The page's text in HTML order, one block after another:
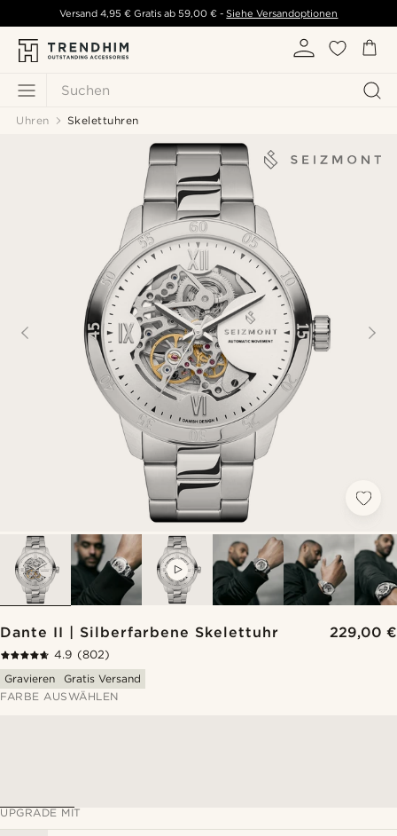
Suchen
Versand 4,95 € Gratis ab 59,00 € - Siehe Versandoptionen
Uhren Skelettuhren
Dante II | Silberfarbene Skelettuhr 229,00 €
4.9 (802)
Gravieren
Gratis Versand
FARBE AUSWÄHLEN
UPGRADE MIT